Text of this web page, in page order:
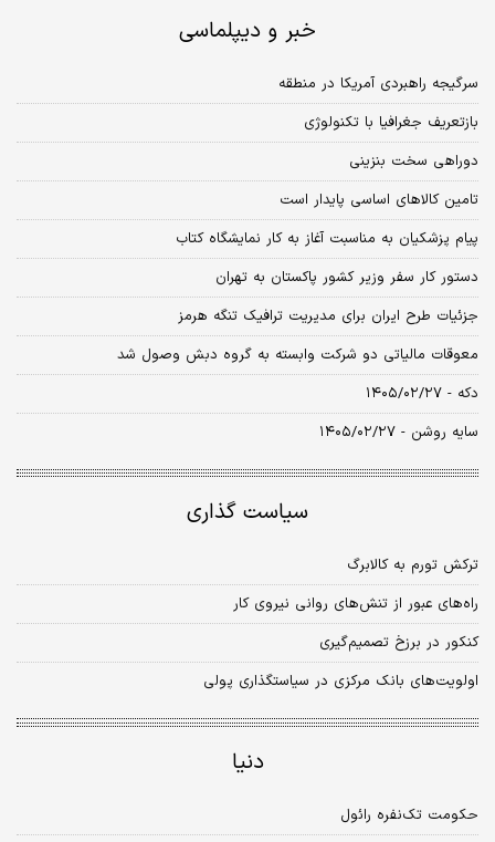
خبر و دیپلماسی
سرگیجه راهبردی آمریکا در منطقه
بازتعریف جغرافیا با تکنولوژی
دوراهی سخت بنزینی
تامین کالاهای اساسی پایدار است
پیام پزشکیان به مناسبت آغاز به کار نمایشگاه کتاب
دستور کار سفر وزیر کشور پاکستان به تهران
جزئیات طرح ایران برای مدیریت ترافیک تنگه هرمز
معوقات مالیاتی دو شرکت وابسته به گروه دبش وصول شد
دکه - ۱۴۰۵/۰۲/۲۷
سایه روشن - ۱۴۰۵/۰۲/۲۷
سیاست گذاری
ترکش تورم به کالابرگ
راه‌های عبور از تنش‌های روانی نیروی کار
کنکور در برزخ تصمیم‌گیری
اولویت‌های بانک مرکزی در سیاستگذاری پولی
دنیا
حکومت تک‌نفره رائول